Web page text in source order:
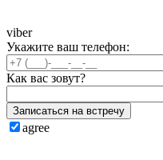
viber
Укажите ваш телефон:
Как вас зовут?
Записаться на встречу
agree